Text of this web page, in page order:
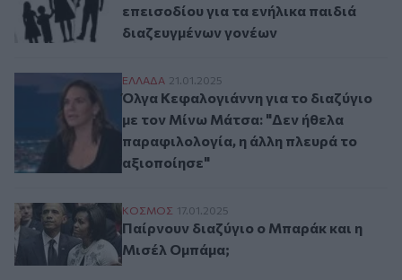
επεισοδίου για τα ενήλικα παιδιά
διαζευγμένων γονέων
Όλγα Κεφαλογιάννη για το διαζύγιο με
ΕΛΛAΔΑ 21.01.2025
Όλγα Κεφαλογιάννη για το διαζύγιο
με τον Μίνω Μάτσα: "Δεν ήθελα
παραφιλολογία, η άλλη πλευρά το
αξιοποίησε"
Παίρνουν διαζύγιο ο Μπαράκ και η
ΚΟΣΜΟΣ 17.01.2025
Παίρνουν διαζύγιο ο Μπαράκ και η
Μισέλ Ομπάμα;